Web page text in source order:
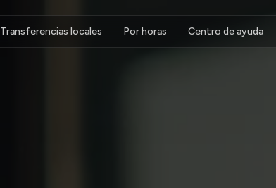
Transferencias locales Por horas Centro de ayuda